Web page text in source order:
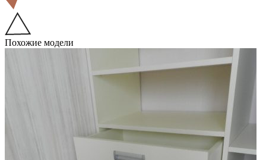
Похожие модели